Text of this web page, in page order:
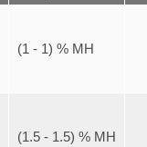
(1 - 1) % MH
(1.5 - 1.5) % MH